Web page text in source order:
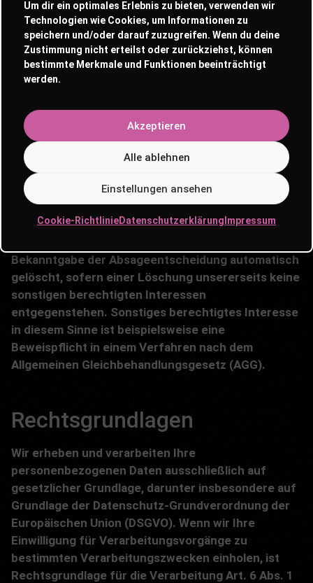
Um dir ein optimales Erlebnis zu bieten, verwenden wir
Technologien wie Cookies, um Informationen zu
speichern und/oder darauf zuzugreifen. Wenn du deine
Zustimmung nicht erteilst oder zurückziehst, können
bestimmte Merkmale und Funktionen beeinträchtigt
werden.
Akzeptieren
Alle ablehnen
Einstellungen ansehen
Cookie-RichtlinieDatenschutzerklärung Impressum
Wir erheben und verarbeiten personenbezogene
Daten von Bewerbern zum Zwecke der Abwicklung
des Bewerbungsverfahrens, auch auf
elektronischem Wege. Das gilt insbesondere dann,
Bewerbungsunterlagen auf elektronischem Wege,
zum Beispiel per E-Mail an uns übermittelt. Wenn ein
Anstellungsvertrag zustande kommt, werden die
übermittelten Daten zum Zwecke der Abwicklung
des Beschäftigungsverhältnisses unter Beachtung
der gesetzlichen Vorschriften gespeichert. Kommt
ein Anstellungsvertrag nicht zustande, so werden
Bekanntgabe der Absageentscheidung automatisch
gelöscht, sofern einer Löschung unsererseits keine
sonstigen berechtigten Interessen
entgegenstehen. Sonstiges berechtigtes Interesse
in diesem Sinne ist beispielsweise eine
Beweispflicht in einem Verfahren nach dem
Allgemeinen Gleichbehandlungsgesetz (AGG).
Rechtsgrundlagen
Wir erheben und verarbeiten Ihre
personenbezogenen Daten ausschließlich auf
gesetzlicher Grundlage, darunter insbesondere auf
Grundlage der Datenschutz-Grundverordnung der
Europäischen Union (DSGVO). Wenn wir Ihre
Einwilligung für Verarbeitungsvorgänge zu
bestimmten Verarbeitungszwecken einholen, ist
Rechtsgrundlage für die Verarbeitung Art. 6 Abs. 1